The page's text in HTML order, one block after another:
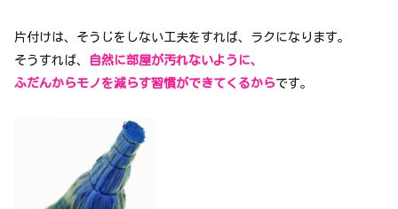
片付けは、そうじをしない工夫をすれば、ラクになります。
そうすれば、 自然に部屋が汚れないように、
ふだんからモノを減らす習慣ができてくるからです。